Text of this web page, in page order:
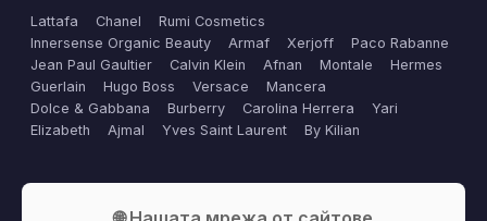
Lattafa Chanel
Rumi Cosmetics
Innersense Organic Beauty
Armaf Xerjoff
Paco Rabanne
Jean Paul Gaultier
Calvin Klein Afnan Montale
Hermes
Guerlain
Hugo Boss Versace
Mancera
Dolce & Gabbana
Burberry Carolina Herrera
Yari
Elizabeth
Ajmal Yves Saint Laurent By Kilian